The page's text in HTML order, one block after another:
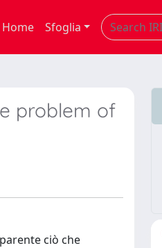
Home Sfoglia
problem of
ciò che